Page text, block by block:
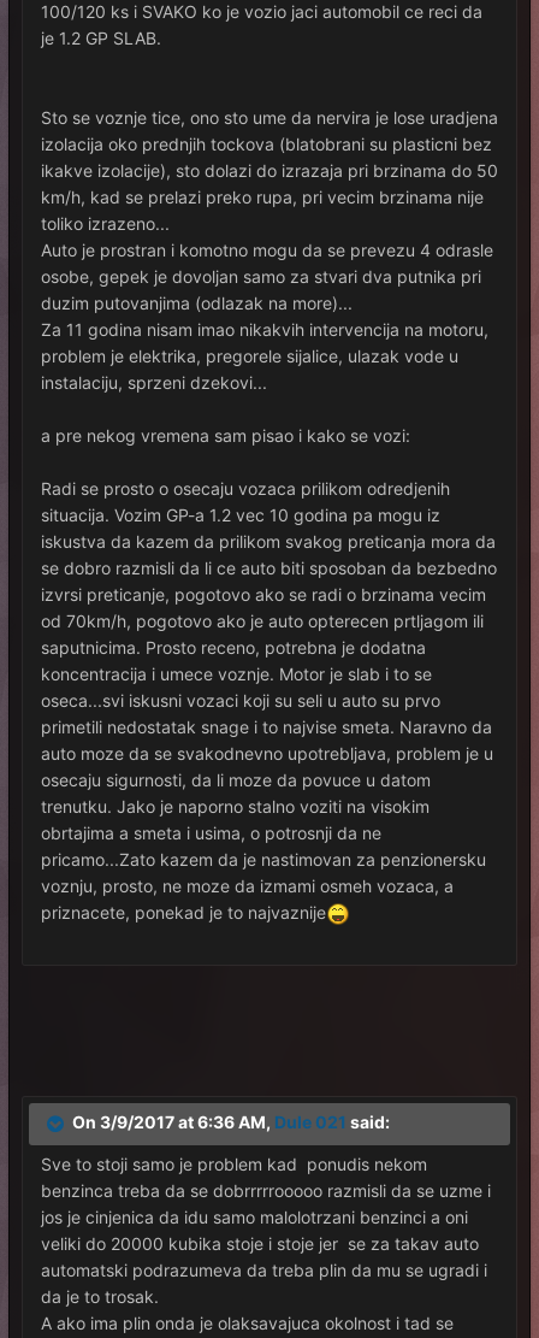
100/120 ks i SVAKO ko je vozio jaci automobil ce reci da
je 1.2 GP SLAB.
Sto se voznje tice, ono sto ume da nervira je lose uradjena
izolacija oko prednjih tockova (blatobrani su plasticni bez
ikakve izolacije), sto dolazi do izrazaja pri brzinama do 50
km/h, kad se prelazi preko rupa, pri vecim brzinama nije
toliko izrazeno...
Auto je prostran i komotno mogu da se prevezu 4 odrasle
osobe, gepek je dovoljan samo za stvari dva putnika pri
duzim putovanjima (odlazak na more)...
Za 11 godina nisam imao nikakvih intervencija na motoru,
problem je elektrika, pregorele sijalice, ulazak vode u
instalaciju, sprzeni dzekovi...
a pre nekog vremena sam pisao i kako se vozi:
Radi se prosto o osecaju vozaca prilikom odredjenih
situacija. Vozim GP-a 1.2 vec 10 godina pa mogu iz
iskustva da kazem da prilikom svakog preticanja mora da
se dobro razmisli da li ce auto biti sposoban da bezbedno
izvrsi preticanje, pogotovo ako se radi o brzinama vecim
od 70km/h, pogotovo ako je auto opterecen prtljagom ili
saputnicima. Prosto receno, potrebna je dodatna
koncentracija i umece voznje. Motor je slab i to se
oseca...svi iskusni vozaci koji su seli u auto su prvo
primetili nedostatak snage i to najvise smeta. Naravno da
auto moze da se svakodnevno upotrebljava, problem je u
osecaju sigurnosti, da li moze da povuce u datom
trenutku. Jako je naporno stalno voziti na visokim
obrtajima a smeta i usima, o potrosnji da ne
pricamo...Zato kazem da je nastimovan za penzionersku
voznju, prosto, ne moze da izmami osmeh vozaca, a
priznacete, ponekad je to najvaznije
On 3/9/2017 at 6:36 AM, Dule 021 said:
Sve to stoji samo je problem kad ponudis nekom
benzinca treba da se dobrrrrrooooo razmisli da se uzme i
jos je cinjenica da idu samo malolotrzani benzinci a oni
veliki do 20000 kubika stoje i stoje jer se za takav auto
automatski podrazumeva da treba plin da mu se ugradi i
da je to trosak.
A ako ima plin onda je olaksavajuca okolnost i tad se